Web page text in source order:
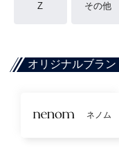
Z その他
オリジナルブラン
ネノム